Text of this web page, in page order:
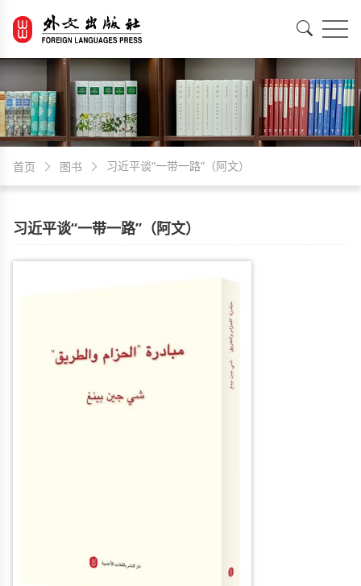
首页 图书 习近平谈“一带一路”（阿文）
习近平谈“一带一路”（阿文）